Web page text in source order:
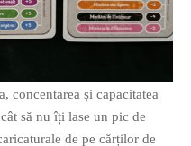
concentarea și capacitatea
să nu îți lase un pic de
de pe cărților de